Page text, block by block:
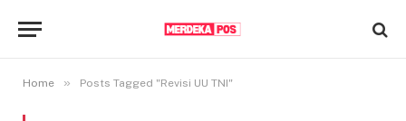
Home » Posts Tagged "Revisi UU TNI"